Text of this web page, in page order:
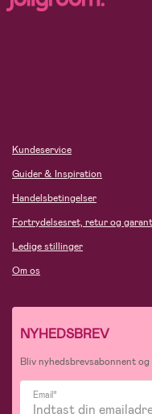
Kundeservice
Guider & Inspiration
Handelsbetingelser
Fortrydelsesret, retur og
Ledige stillinger
Om os
NYHEDSBREV
Bliv nyhedsbrevsabonnent
Email*